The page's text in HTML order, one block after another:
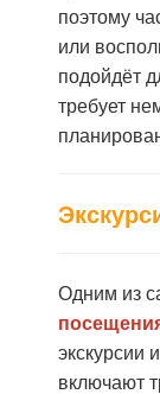
поэтому
или
подойдёт
требует
Одним из
экскурсии
включают